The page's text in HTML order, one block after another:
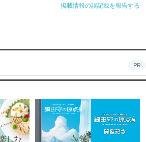
掲載情報の誤記載を報告する
PR